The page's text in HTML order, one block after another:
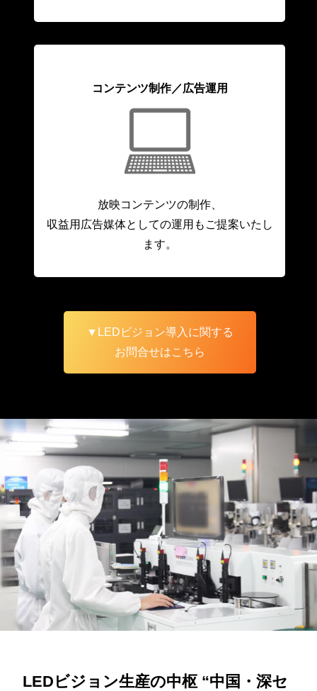
コンテンツ制作／広告運用
放映コンテンツの制作、
収益用広告媒体としての運用もご提案いたし
ます。
▼LEDビジョン導入に関する
お問合せはこちら
LEDビジョン生産の中枢 “中国・深セ